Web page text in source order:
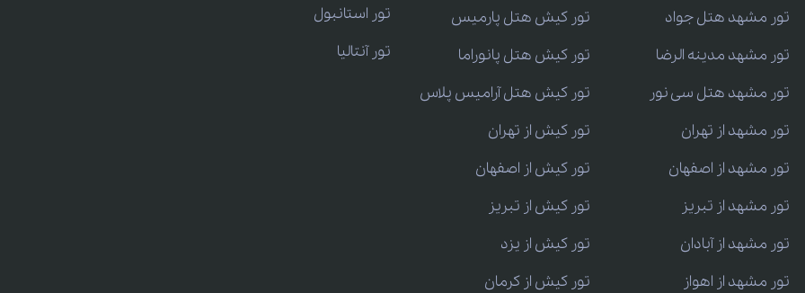
تور مشهد هتل جواد
تور مشهد مدینه الرضا
تور مشهد هتل سی نور
تور مشهد از تهران
تور مشهد از اصفهان
تور مشهد از تبریز
تور مشهد از آبادان
تور مشهد از اهواز
تور کیش هتل پارمیس
تور کیش هتل پانوراما
تور کیش هتل آرامیس پلاس
تور کیش از تهران
تور کیش از اصفهان
تور کیش از تبریز
تور کیش از یزد
تور کیش از کرمان
تور استانبول
تور آنتالیا